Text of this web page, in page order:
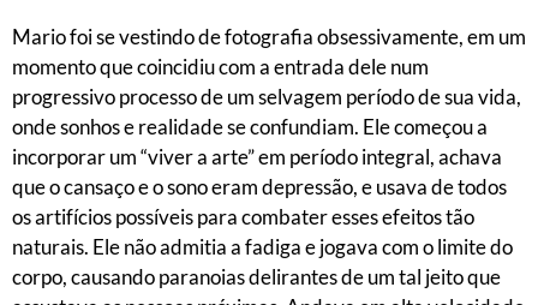
Mario foi se vestindo de fotografia obsessivamente, em um
momento que coincidiu com a entrada dele num
progressivo processo de um selvagem período de sua vida,
onde sonhos e realidade se confundiam. Ele começou a
incorporar um “viver a arte” em período integral, achava
que o cansaço e o sono eram depressão, e usava de todos
os artifícios possíveis para combater esses efeitos tão
naturais. Ele não admitia a fadiga e jogava com o limite do
corpo, causando paranoias delirantes de um tal jeito que